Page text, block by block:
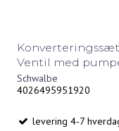
Konverteringssæt
Ventil med
Schwalbe
4026495951920
levering 4-7